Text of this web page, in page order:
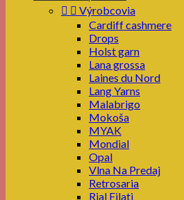
  Výrobcovia
Cardiff cashmere
Drops
Holst garn
Lana grossa
Laines du Nord
Lang Yarns
Malabrigo
Mokoša
MYAK
Mondial
Opal
Vlna Na Predaj
Retrosaria
Rial Filati